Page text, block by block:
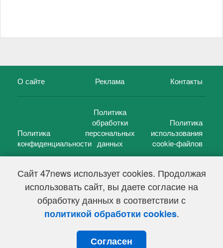
Сайт 47news использует cookies. Продолжая
использовать сайт, вы даете согласие на
обработку данных в соответствии с
политикой обработки cookies.
Согласен
О сайте Реклама Контакты
Политика
конфиденциальности
Политика
обработки
персональных
данных
Политика
использования
cookie-файлов
47 новостей (47 news)2005 — 2026 г.
Свидетельство о регистрации СМИ Эл № ФС 77-39848, выдано
Федеральной службой по надзору в сфере связи,
информационных технологий и массовых коммуникаций